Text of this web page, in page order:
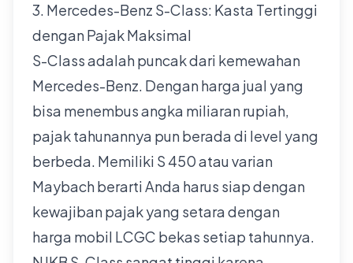
3. Mercedes-Benz S-Class: Kasta Tertinggi
dengan Pajak Maksimal
S-Class adalah puncak dari kemewahan
Mercedes-Benz. Dengan harga jual yang
bisa menembus angka miliaran rupiah,
pajak tahunannya pun berada di level yang
berbeda. Memiliki S 450 atau varian
Maybach berarti Anda harus siap dengan
kewajiban pajak yang setara dengan
harga mobil LCGC bekas setiap tahunnya.